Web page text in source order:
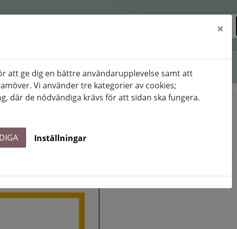
lägenheter Hyresgästinformation
(Svenska)
×
att ge dig en bättre användarupplevelse samt att
Vi använder tre kategorier av cookies;
där de nödvändiga krävs för att sidan ska fungera.
Inställningar